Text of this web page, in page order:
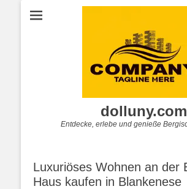
dolluny.com
Entdecke, erlebe und genieße
Luxuriöses Wohnen an der
Haus kaufen in Blankenese